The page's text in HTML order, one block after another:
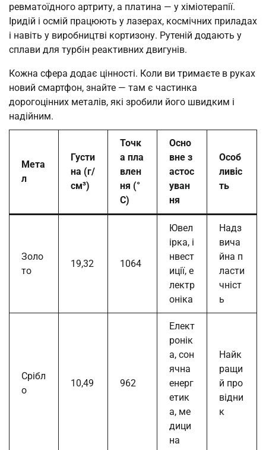
ревматоїдного артриту, а платина — у хіміотерапії.
Іридій і осмій працюють у лазерах, космічних приладах
і навіть у виробництві кортизону. Рутеній додають у
сплави для турбін реактивних двигунів.
Кожна сфера додає цінності. Коли ви тримаєте в руках
новий смартфон, знайте — там є частинка
дорогоцінних металів, які зробили його швидким і
надійним.
Мета
л
Густи
на (г/
см³)
Точк
а пла
влен
ня (°
C)
Осно
вне з
астос
уван
ня
Особ
ливіс
ть
Золо
то
19,32 1064
Ювел
ірка, і
нвест
иції, е
лектр
оніка
Надз
вича
йна п
ласти
чніст
ь
Срібл
о
10,49 962
Елект
ронік
а, сон
ячна
енерг
етик
а, ме
дици
на
Найк
ращи
й про
відни
к